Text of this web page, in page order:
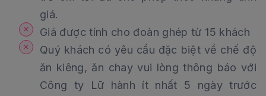
giá.
Giá được tính cho đoàn ghép từ 15 khách
Quý khách có yêu cầu đặc biệt về chế độ
ăn kiêng, ăn chay vui lòng thông báo với
Công ty Lữ hành ít nhất 5 ngày trước